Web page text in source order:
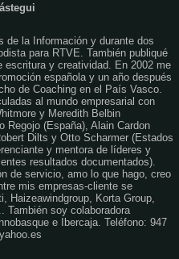
de la Información y durante dos
para RTVE. También publiqué
escritura y creatividad. En 2002 me
española y un año después
de Coaching en el País Vasco.
al mundo empresarial con
y Meredith Belbin
Regojo (España), Alain Cardon
Dilts y Otto Scharmer (Estados
y mentora de líderes y
resultados documentados).
de servicio, amo lo que hago, creo
mis empresas-cliente se
Haizeawindgroup, Korta Group,
También soy colaboradora
e Ibercaja. Teléfono: 947